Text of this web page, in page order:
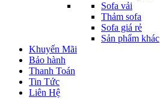
Sofa vải
Thảm sofa
Sofa giá rẻ
Sản phẩm khác
Khuyến Mãi
Bảo hành
Thanh Toán
Tin Tức
Liên Hệ